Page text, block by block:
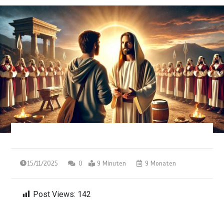
15/11/2025 0 9 Minuten 9 Monaten
Post Views: 142